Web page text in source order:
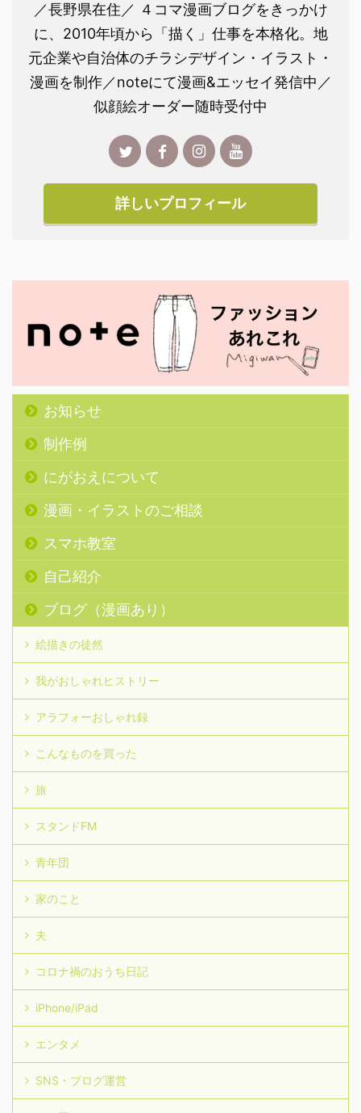
／長野県在住／ ４コマ漫画ブログをきっかけ
に、2010年頃から「描く」仕事を本格化。地
元企業や自治体のチラシデザイン・イラスト・
漫画を制作／noteにて漫画&エッセイ発信中／
似顔絵オーダー随時受付中
詳しいプロフィール
お知らせ
制作例
にがおえについて
漫画・イラストのご相談
スマホ教室
自己紹介
ブログ（漫画あり）
絵描きの徒然
我がおしゃれヒストリー
アラフォーおしゃれ録
こんなものを買った
旅
スタンドFM
青年団
家のこと
夫
コロナ禍のおうち日記
iPhone/iPad
エンタメ
SNS・ブログ運営